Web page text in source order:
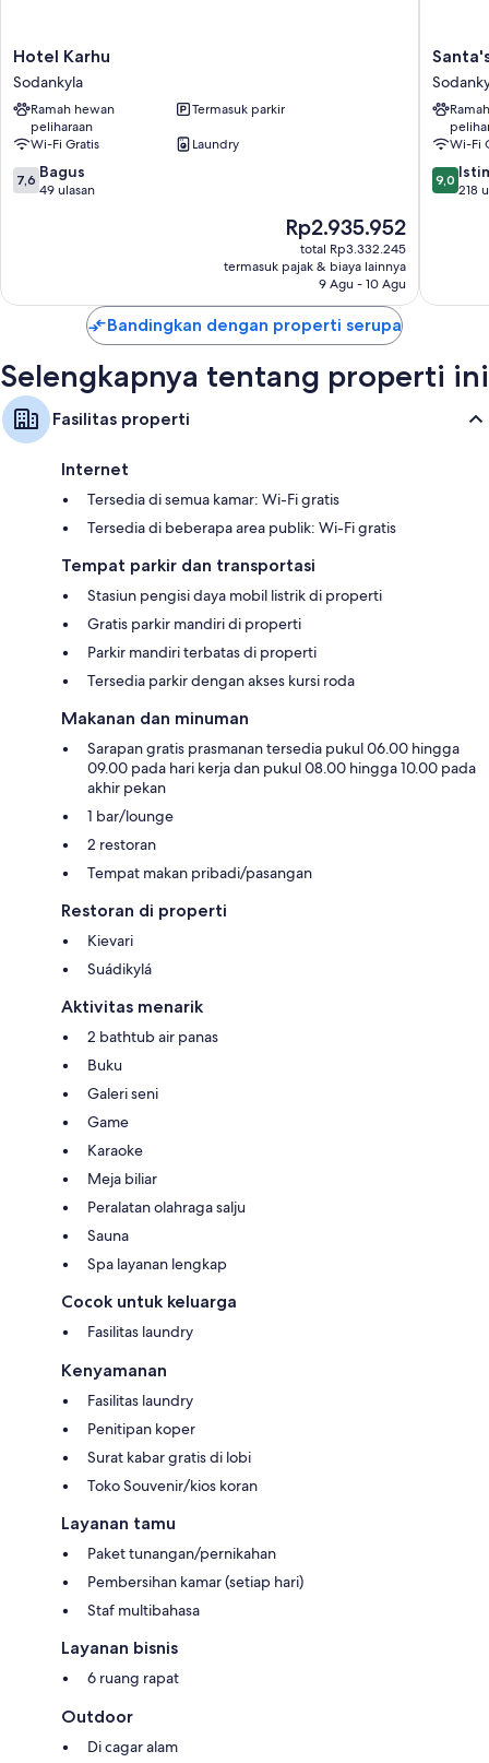
Shower rainfall, kloset, dan pengering rambut
Smart TV 55-inci dengan layanan streaming dan digital
Lemari dan ruang baju, setiap hari, dan meja tulis
Hotel
Karhu
Sodankyla
Hotel Karhu
Sodankyla
Ramah hewan
peliharaan
Termasuk parkir
Wi-Fi Gratis
Laundry
7.6
dari
7,6 Bagus
49 ulasan
Harga
sekarang
Rp2.935.952
Rp2.935.952
total Rp3.332.245
termasuk pajak & biaya lainnya
9 Agu - 10 Agu
Santa's
Hotel
Aurora
&
Igloos
Wi-Fi
9.0
dari
9,0
218
Bandingkan dengan properti serupa
Selengkapnya tentang properti ini
Fasilitas properti
Internet
Tersedia di semua kamar: Wi-Fi gratis
Tersedia di beberapa area publik: Wi-Fi gratis
Tempat parkir dan transportasi
Stasiun pengisi daya mobil listrik di properti
Gratis parkir mandiri di properti
Parkir mandiri terbatas di properti
Tersedia parkir dengan akses kursi roda
Makanan dan minuman
Sarapan gratis prasmanan tersedia pukul 06.00 hingga
09.00 pada hari kerja dan pukul 08.00 hingga 10.00 pada
akhir pekan
1 bar/lounge
2 restoran
Tempat makan pribadi/pasangan
Restoran di properti
Kievari
Suádikylá
Aktivitas menarik
2 bathtub air panas
Buku
Galeri seni
Game
Karaoke
Meja biliar
Peralatan olahraga salju
Sauna
Spa layanan lengkap
Cocok untuk keluarga
Fasilitas laundry
Kenyamanan
Fasilitas laundry
Penitipan koper
Surat kabar gratis di lobi
Toko Souvenir/kios koran
Layanan tamu
Paket tunangan/pernikahan
Pembersihan kamar (setiap hari)
Staf multibahasa
Layanan bisnis
6 ruang rapat
Outdoor
Di cagar alam